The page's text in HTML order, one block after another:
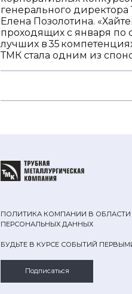
генерального
Елена Позолотина.
проходящих с января по
лучших в 35
ТМК стала одним из
ПОЛИТИКА КОМПАНИИ В
ПЕРСОНАЛЬНЫХ ДАННЫХ
БУДЬТЕ В КУРСЕ СОБЫТИЙ
Подписаться